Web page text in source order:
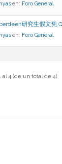
en: Foro General
研究生假文凭
en: Foro General
4 (de un total de 4)